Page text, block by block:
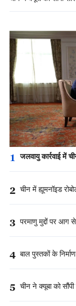
1 जलवायु कार्रवाई में
2 चीन में ह्यूमनॉइड
3 परमाणु मुद्दों पर आग
4 बाल पुस्तकों के
5 चीन ने क्यूबा को